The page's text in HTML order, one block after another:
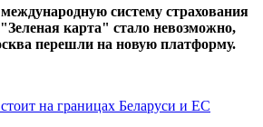
систему страхования
карта" стало невозможно,
перешли на новую платформу.
на границах Беларуси и ЕС